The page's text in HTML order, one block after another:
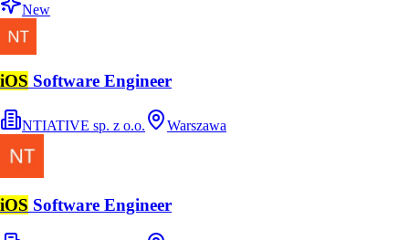
New
iOS Software Engineer
NTIATIVE sp. z o.o. Warszawa
iOS Software Engineer